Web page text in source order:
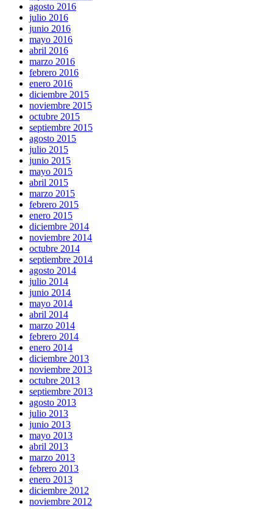
agosto 2016
julio 2016
junio 2016
mayo 2016
abril 2016
marzo 2016
febrero 2016
enero 2016
diciembre 2015
noviembre 2015
octubre 2015
septiembre 2015
agosto 2015
julio 2015
junio 2015
mayo 2015
abril 2015
marzo 2015
febrero 2015
enero 2015
diciembre 2014
noviembre 2014
octubre 2014
septiembre 2014
agosto 2014
julio 2014
junio 2014
mayo 2014
abril 2014
marzo 2014
febrero 2014
enero 2014
diciembre 2013
noviembre 2013
octubre 2013
septiembre 2013
agosto 2013
julio 2013
junio 2013
mayo 2013
abril 2013
marzo 2013
febrero 2013
enero 2013
diciembre 2012
noviembre 2012